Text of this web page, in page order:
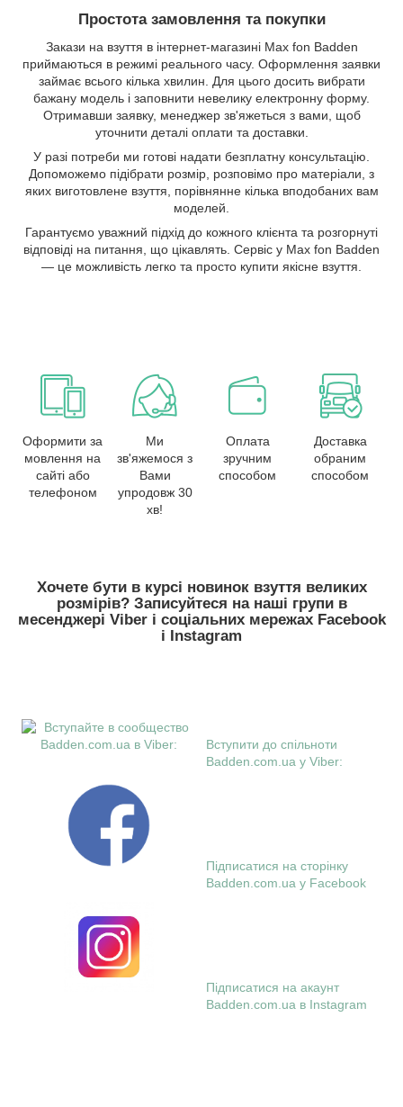
Простота замовлення та покупки
Закази на взуття в інтернет-магазині Max fon Badden
приймаються в режимі реального часу. Оформлення заявки
займає всього кілька хвилин. Для цього досить вибрати
бажану модель і заповнити невелику електронну форму.
Отримавши заявку, менеджер зв'яжеться з вами, щоб
уточнити деталі оплати та доставки.
У разі потреби ми готові надати безплатну консультацію.
Допоможемо підібрати розмір, розповімо про матеріали, з
яких виготовлене взуття, порівнянне кілька вподобаних вам
моделей.
Гарантуємо уважний підхід до кожного клієнта та розгорнуті
відповіді на питання, що цікавлять. Сервіс у Max fon Badden
— це можливість легко та просто купити якісне взуття.
Оформити за
мовлення на
сайті або
телефоном
Ми
зв'яжемося з
Вами
упродовж 30
хв!
Оплата
зручним
способом
Доставка
обраним
способом
Хочете бути в курсі новинок взуття великих
розмірів? Записуйтеся на наші групи в
месенджері Viber і соціальних мережах Facebook
і Instagram
Вступити до спільноти
Badden.com.ua у Viber:
Підписатися на сторінку
Badden.com.ua у Facebook
Підписатися на акаунт
Badden.com.ua в Instagram